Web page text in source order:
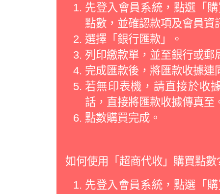
先登入會員系統，點選「
點數，並確認款項及會員資
選擇「銀行匯款」。
列印繳款單，並至銀行或郵
完成匯款後，將匯款收據連
若無印表機，請直接於收
話，直接將匯款收據傳真至
點數購買完成。
如何使用「超商代收」購買點數
先登入會員系統，點選「